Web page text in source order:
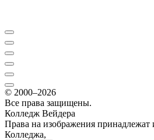
© 2000–2026
Все права защищены.
Колледж Вейдера
Права на изображения принадлежат
Колледжа,